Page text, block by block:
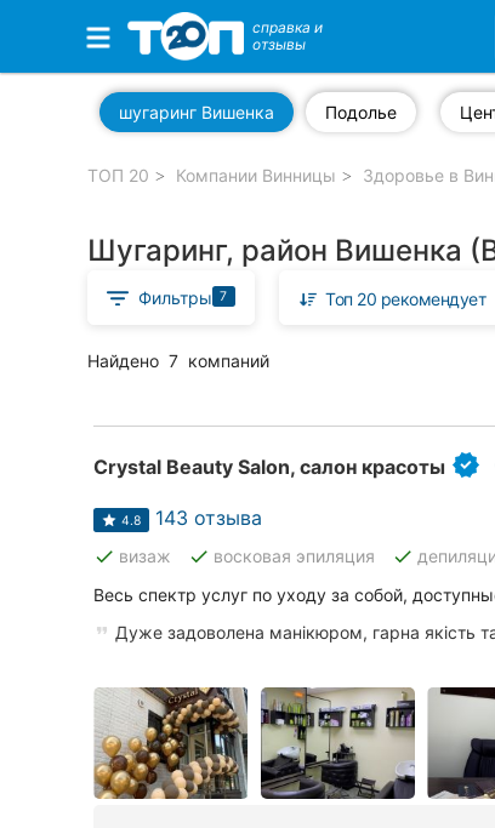
Избранные компании
Стоматологии
Ветеринарные клиники
Частные клиники
Рестораны
Все рубрики
Все города:
Житомир
Тернополь
справка и
отзывы
Подолье
шугаринг Вишенка
ТОП 20 Компании Винницы Здоровье в
Шугаринг, район Вишенка
Фильтры 7 Топ 20 рекомендует
Найдено 7 компаний
Crystal Beauty Salon, салон красоты
4.8 143 отзыва
done визаж done восковая эпиляция done
Весь спектр услуг по уходу за собой,
Дуже задоволена манікюром, гарна якість